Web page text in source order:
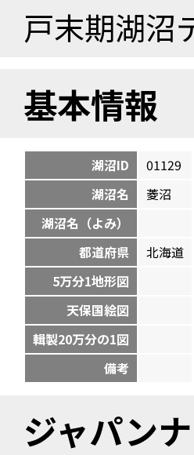
戸末期湖沼
基本情報
湖沼ID
01129
湖沼名
菱沼
湖沼名（よみ）
都道府県
北海道
5万分1地形図
天保国絵図
輯製20万分の1図
備考
ジャパン